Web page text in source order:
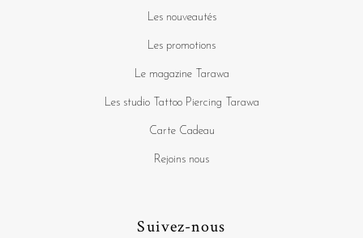
Les nouveautés
Les promotions
Le magazine Tarawa
Les studio Tattoo Piercing Tarawa
Carte Cadeau
Rejoins nous
Suivez-nous